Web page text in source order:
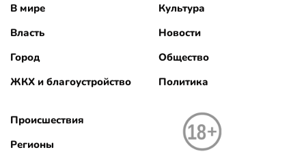
В мире
Власть
Город
ЖКХ и благоустройство
Культура
Новости
Общество
Политика
Происшествия
Регионы